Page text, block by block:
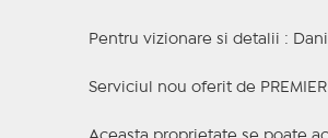
Pentru vizionare si detalii :
Serviciul nou oferit de